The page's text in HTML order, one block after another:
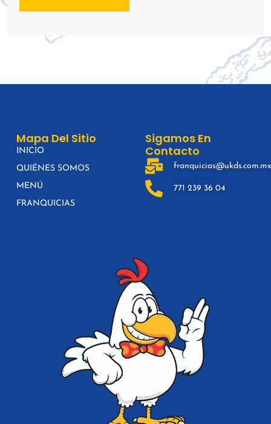
Mapa Del Sitio
INICIO
QUIÉNES SOMOS
MENÚ
FRANQUICIAS
Sigamos En
Contacto
771 239 36 04